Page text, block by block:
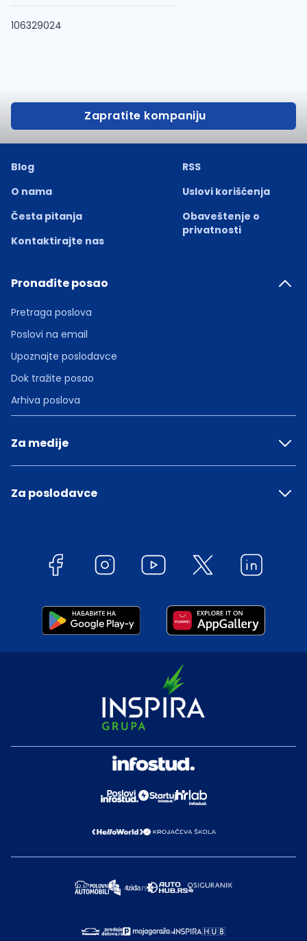
106329024
Zapratite kompaniju
Blog
O nama
Česta pitanja
Kontaktirajte nas
RSS
Uslovi korišćenja
Obaveštenje o
privatnosti
Pronađite posao
Pretraga poslova
Poslovi na email
Upoznajte poslodavce
Dok tražite posao
Arhiva poslova
Za medije
Za poslodavce